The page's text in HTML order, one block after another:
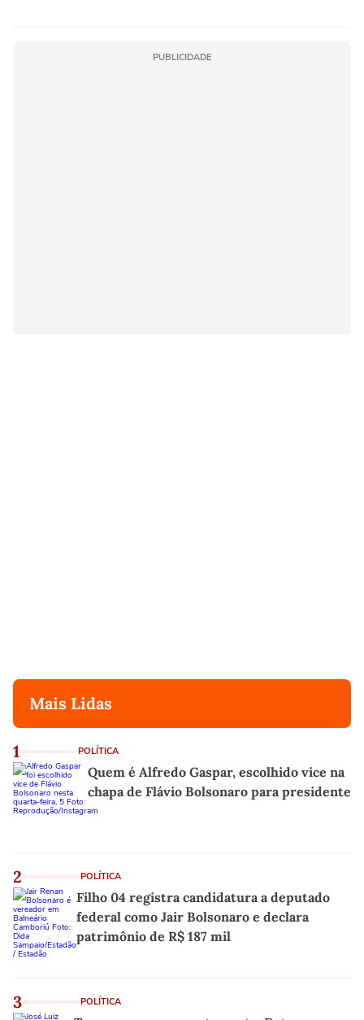
PUBLICIDADE
Mais Lidas
1 POLÍTICA
Quem é Alfredo Gaspar, escolhido vice na
chapa de Flávio Bolsonaro para presidente
2 POLÍTICA
Filho 04 registra candidatura a deputado
federal como Jair Bolsonaro e declara
patrimônio de R$ 187 mil
3 POLÍTICA